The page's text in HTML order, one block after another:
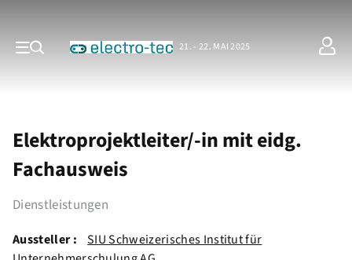
21. - 22. MAI 2025
Elektroprojektleiter/-in mit eidg.
Fachausweis
Dienstleistungen
Aussteller :
SIU Schweizerisches Institut für